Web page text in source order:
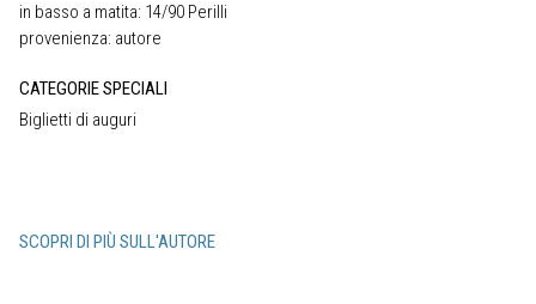
in basso a matita: 14/90 Perilli
provenienza: autore
CATEGORIE SPECIALI
Biglietti di auguri
SCOPRI DI PIÙ SULL'AUTORE